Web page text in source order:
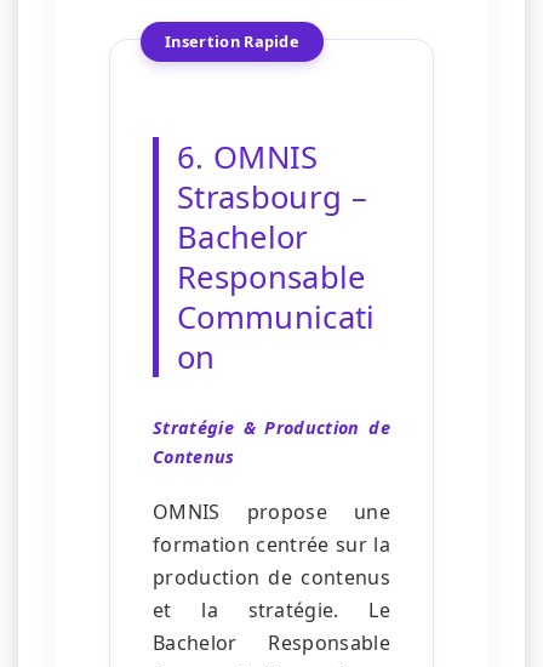
Insertion Rapide
6. OMNIS
Strasbourg –
Bachelor
Responsable
Communicati
on
Stratégie & Production de
Contenus
OMNIS propose une
formation centrée sur la
production de contenus
et la stratégie. Le
Bachelor Responsable